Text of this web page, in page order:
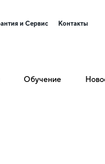
и Сервис Контакты
Обучение